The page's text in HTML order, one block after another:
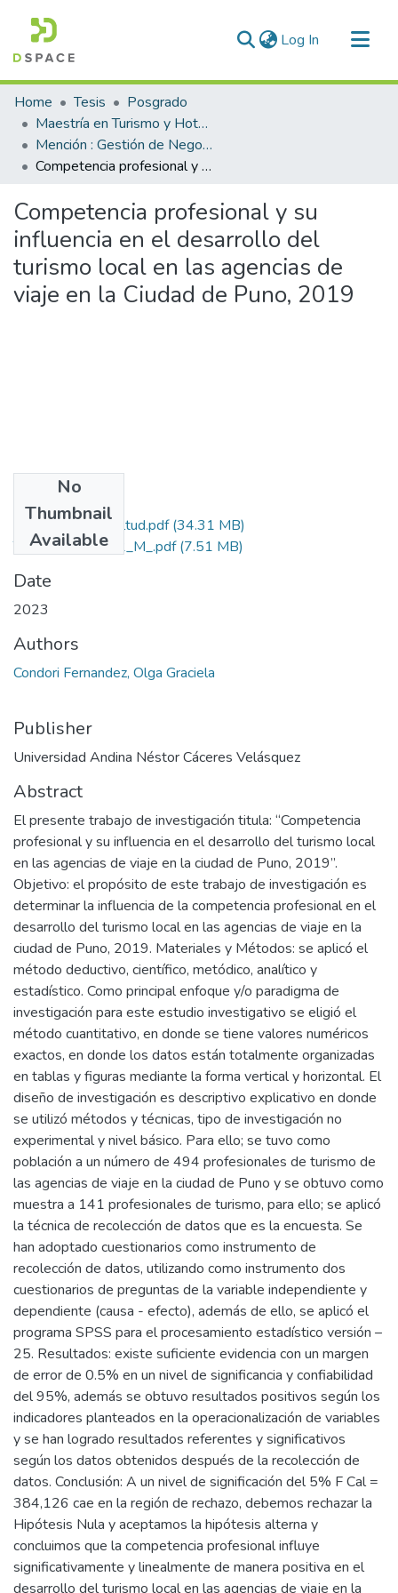
Log In (current)
Communities & Collections
All of DSpace
Statistics
Home Tesis
Posgrado
Maestría en Turismo y Hotelería
Mención : Gestión de Negocios y Administración Turística
Competencia profesional y su influencia en el desarrollo del turismo local en las agencias de viaje en la Ciudad de Puno, 2019
Competencia profesional y su
influencia en el desarrollo del
turismo local en las agencias de
viaje en la Ciudad de Puno, 2019
No
Thumbnail
Available
Grado de Simililtud.pdf(34.31 MB)
T036_01297942_M_.pdf(7.51 MB)
Date
2023
Authors
Condori Fernandez, Olga Graciela
Publisher
Universidad Andina Néstor Cáceres Velásquez
Abstract
El presente trabajo de investigación titula: “Competencia
profesional y su influencia en el desarrollo del turismo local
en las agencias de viaje en la ciudad de Puno, 2019”.
Objetivo: el propósito de este trabajo de investigación es
determinar la influencia de la competencia profesional en el
desarrollo del turismo local en las agencias de viaje en la
ciudad de Puno, 2019. Materiales y Métodos: se aplicó el
método deductivo, científico, metódico, analítico y
estadístico. Como principal enfoque y/o paradigma de
investigación para este estudio investigativo se eligió el
método cuantitativo, en donde se tiene valores numéricos
exactos, en donde los datos están totalmente organizadas
en tablas y figuras mediante la forma vertical y horizontal. El
diseño de investigación es descriptivo explicativo en donde
se utilizó métodos y técnicas, tipo de investigación no
experimental y nivel básico. Para ello; se tuvo como
población a un número de 494 profesionales de turismo de
las agencias de viaje en la ciudad de Puno y se obtuvo como
muestra a 141 profesionales de turismo, para ello; se aplicó
la técnica de recolección de datos que es la encuesta. Se
han adoptado cuestionarios como instrumento de
recolección de datos, utilizando como instrumento dos
cuestionarios de preguntas de la variable independiente y
dependiente (causa - efecto), además de ello, se aplicó el
programa SPSS para el procesamiento estadístico versión –
25. Resultados: existe suficiente evidencia con un margen
de error de 0.5% en un nivel de significancia y confiabilidad
del 95%, además se obtuvo resultados positivos según los
indicadores planteados en la operacionalización de variables
y se han logrado resultados referentes y significativos
según los datos obtenidos después de la recolección de
datos. Conclusión: A un nivel de significación del 5% F Cal =
384,126 cae en la región de rechazo, debemos rechazar la
Hipótesis Nula y aceptamos la hipótesis alterna y
concluimos que la competencia profesional influye
significativamente y linealmente de manera positiva en el
desarrollo del turismo local en las agencias de viaje en la